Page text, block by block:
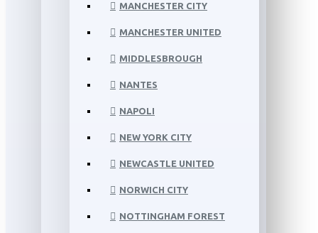
MANCHESTER CITY
MANCHESTER UNITED
MIDDLESBROUGH
NANTES
NAPOLI
NEW YORK CITY
NEWCASTLE UNITED
NORWICH CITY
NOTTINGHAM FOREST